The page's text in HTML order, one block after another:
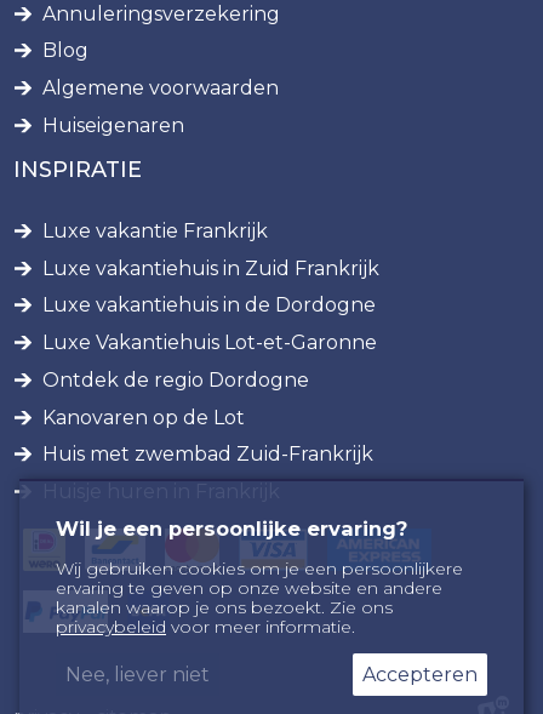
Annuleringsverzekering
Blog
Algemene voorwaarden
Huiseigenaren
INSPIRATIE
Luxe vakantie Frankrijk
Luxe vakantiehuis in Zuid Frankrijk
Luxe vakantiehuis in de Dordogne
Luxe Vakantiehuis Lot-et-Garonne
Ontdek de regio Dordogne
Kanovaren op de Lot
Huis met zwembad Zuid-Frankrijk
Wil je een persoonlijke ervaring?
Wij gebruiken cookies om je een persoonlijkere
ervaring te geven op onze website en andere
kanalen waarop je ons bezoekt. Zie ons
privacybeleid voor meer informatie.
Nee, liever niet Accepteren